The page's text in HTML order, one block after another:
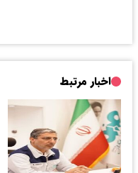
اخبار مرتبط